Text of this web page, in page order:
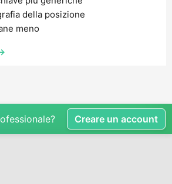
della posizione
meno
Creare un account